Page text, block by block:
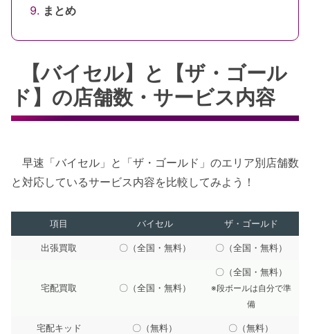
まとめ
【バイセル】と【ザ・ゴール
ド】の店舗数・サービス内容
早速「バイセル」と「ザ・ゴールド」のエリア別店舗数
と対応しているサービス内容を比較してみよう！
項目 バイセル ザ・ゴールド
出張買取 〇（全国・無料） 〇（全国・無料）
宅配買取 〇（全国・無料）
〇（全国・無料）
※段ボールは自分で準
備
宅配キッド 〇（無料） 〇（無料）